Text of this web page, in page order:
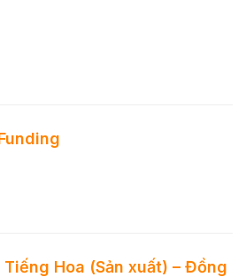
Tiếng Hoa (Sản xuất) – Đồng